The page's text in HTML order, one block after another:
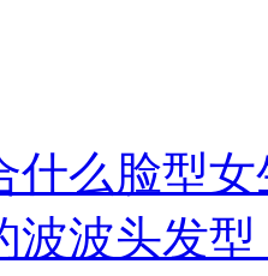
什么脸型女
波波头发